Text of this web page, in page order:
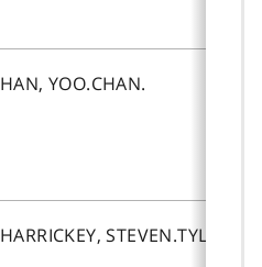
HAN, YOO.CHAN.
HARRICKEY, STEVEN.TYLER.B.